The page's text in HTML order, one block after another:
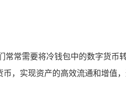
常需要将冷钱包中的数字货币
，实现资产的高效流通和增值